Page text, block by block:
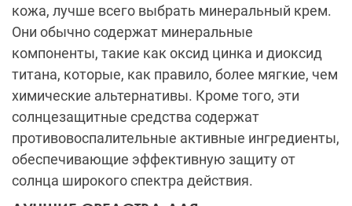
кожа, лучше всего выбрать минеральный крем.
Они обычно содержат минеральные
компоненты, такие как оксид цинка и диоксид
титана, которые, как правило, более мягкие, чем
химические альтернативы. Кроме того, эти
солнцезащитные средства содержат
противовоспалительные активные ингредиенты,
обеспечивающие эффективную защиту от
солнца широкого спектра действия.